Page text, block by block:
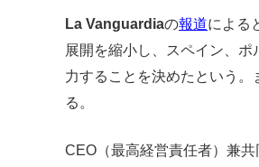
La Vanguardiaの報道による
展開を縮小し、スペイン、
力することを決めたという
る。
CEO（最高経営責任者）兼